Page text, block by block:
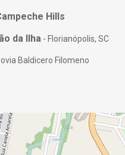
Hills
da Ilha - Florianópolis, SC
Baldicero Filomeno